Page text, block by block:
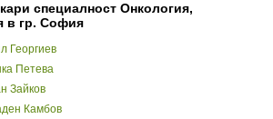
специалност Онкология,
в гр. София
Георгиев
Петева
Зайков
Камбов